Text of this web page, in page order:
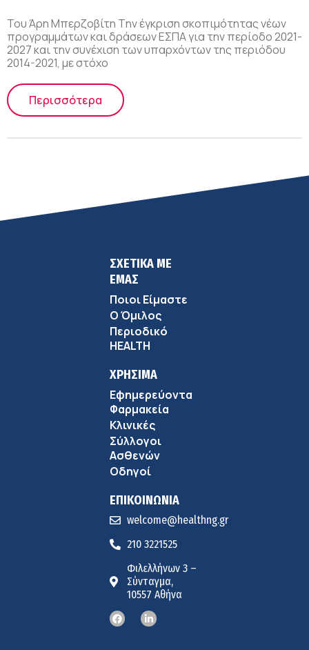
Του Άρη Μπερζοβίτη Tην έγκριση σκοπιμότητας νέων
προγραμμάτων και δράσεων ΕΣΠΑ για την περίοδο 2021-
2027 και την συνέχιση των υπαρχόντων της περιόδου
2014-2021, με στόχο
Περισσότερα
ΣΧΕΤΙΚΑ ΜΕ
ΕΜΑΣ
Ποιοι Είμαστε
Ο Όμιλος
Περιοδικό
HEALTH
ΧΡΗΣΙΜΑ
Εφημερεύοντα
Φαρμακεία
Κλινικές
Σύλλογοι
Ασθενών
Οδηγοί
ΕΠΙΚΟΙΝΩΝΙΑ
welcome@healthng.gr
210 3221525
Φιλελλήνων 3 –
Σύνταγμα,
10557 Αθήνα